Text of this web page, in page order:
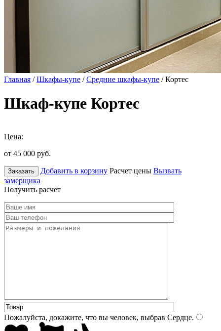
Главная /Шкафы-купе /Средние шкафы-купе / Кортес
Шкаф-купе Кортес
Цена:
от 45 000 руб.
Заказать Добавить в корзину Расчет цены Вызвать
замерщика
Получить расчет
Пожалуйста, докажите, что вы человек, выбрав Сердце.